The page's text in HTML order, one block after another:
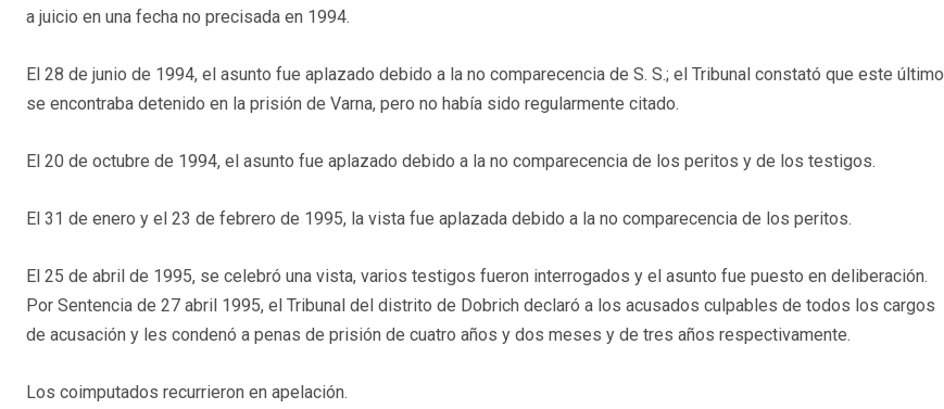
a juicio en una fecha no precisada en 1994.
El 28 de junio de 1994, el asunto fue aplazado debido a la no comparecencia de S. S.; el Tribunal constató que este último
se encontraba detenido en la prisión de Varna, pero no había sido regularmente citado.
El 20 de octubre de 1994, el asunto fue aplazado debido a la no comparecencia de los peritos y de los testigos.
El 31 de enero y el 23 de febrero de 1995, la vista fue aplazada debido a la no comparecencia de los peritos.
El 25 de abril de 1995, se celebró una vista, varios testigos fueron interrogados y el asunto fue puesto en deliberación.
Por Sentencia de 27 abril 1995, el Tribunal del distrito de Dobrich declaró a los acusados culpables de todos los cargos
de acusación y les condenó a penas de prisión de cuatro años y dos meses y de tres años respectivamente.
Los coimputados recurrieron en apelación.